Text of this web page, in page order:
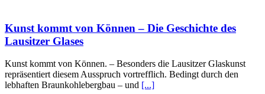
Kunst kommt von Können – Die Geschichte des
Lausitzer Glases
Kunst kommt von Können. – Besonders die Lausitzer Glaskunst
repräsentiert diesem Ausspruch vortrefflich. Bedingt durch den
lebhaften Braunkohlebergbau – und [...]